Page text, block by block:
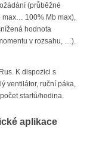
(průběžné
max… 100% Mb max),
hodnota
v rozsahu, …).
K dispozici s
ventilátor, ruční páka,
startů/hodina.
aplikace